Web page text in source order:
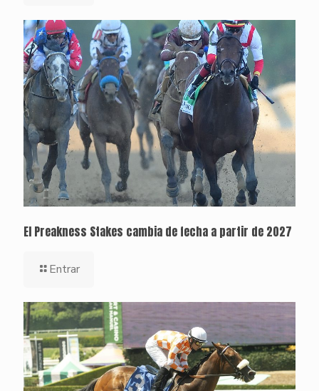
El Preakness Stakes cambia de fecha a partir de 2027
Entrar